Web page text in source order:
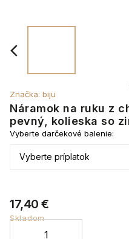
Náramok na ruku z
pevný, kolieska so
Značka: biju
17,40 €
Skladom
Vyberte darčekové balenie: